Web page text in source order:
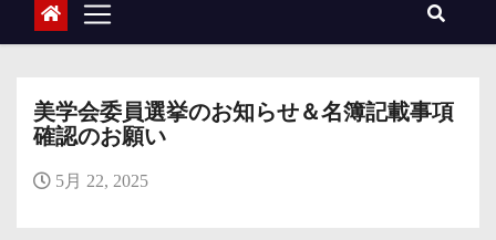
美学会委員選挙のお知らせ＆名簿記載事項
確認のお願い
5月 22, 2025